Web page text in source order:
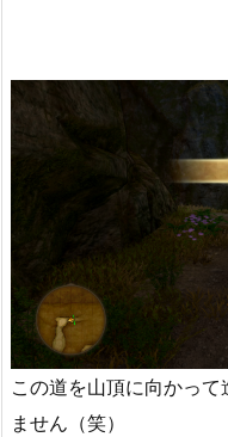
この道を山頂に向かっ
ません（笑）